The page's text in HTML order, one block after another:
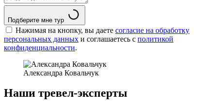
Подберите мне тур
Нажимая на кнопку, вы даете согласие на обработку
персональных данных и соглашаетесь c политикой
конфиденциальности.
Александра Ковальчук
Наши тревел-эксперты